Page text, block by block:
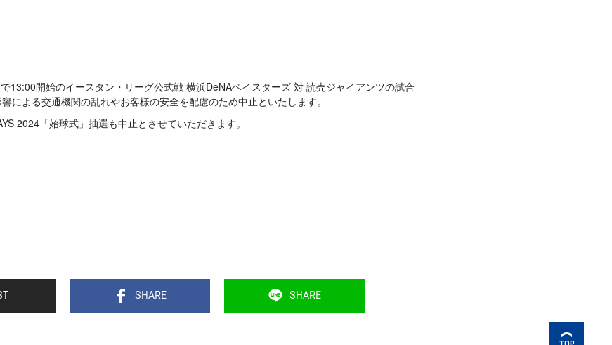
13:00開始のイースタン・リーグ公式戦 横浜DeNAベイスターズ 対 読売ジャイアンツの試合
による交通機関の乱れやお客様の安全を配慮のため中止といたします。
2024「始球式」抽選も中止とさせていただきます。
SHARE SHARE